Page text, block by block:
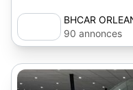
BHCAR
90 annonces